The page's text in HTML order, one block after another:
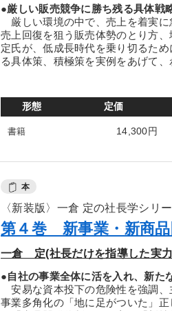
●厳しい販売競争に勝ち残る具体戦
厳しい環境の中で、売上を着実に
売上回復を狙う販売体勢のとり方
定氏が、低成長時代を乗り切るた
る具体策、積極策を実例をあげて、
形態 定価
書籍 14,300円
本
〈新装版〉一倉 定の社長学シリ
第４巻 新事業・新商
一倉 定(社長だけを指導した実
●自社の事業全体に活を入れ、新た
安易な資本投下の危険性を強調、
事業多角化の「地に足がついた」